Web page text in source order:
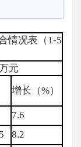
情况表（1-5
增长（%）
7.6
8.2